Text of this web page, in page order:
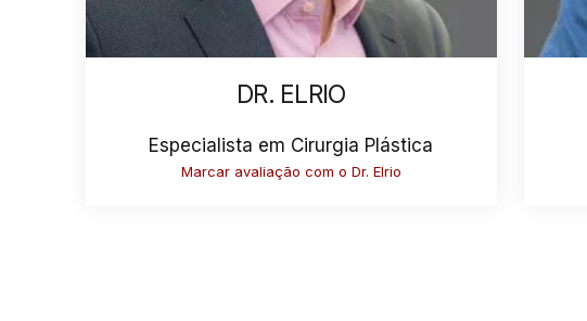
DR. ELRIO
Especialista em Cirurgia Plástica
Marcar avaliação com o Dr. Elrio